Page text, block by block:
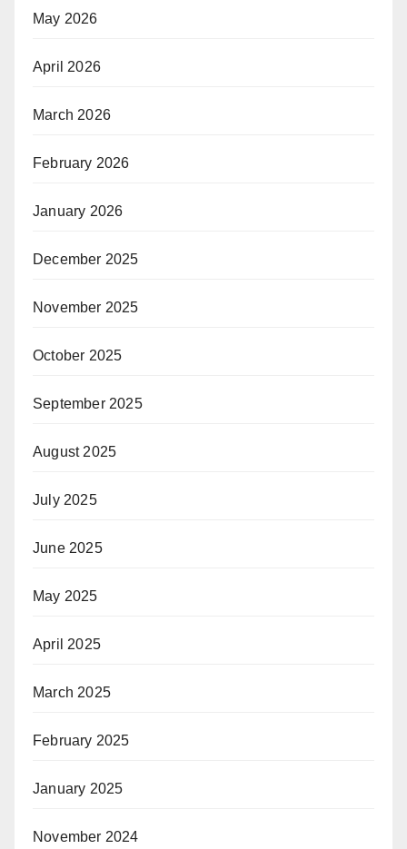
May 2026
April 2026
March 2026
February 2026
January 2026
December 2025
November 2025
October 2025
September 2025
August 2025
July 2025
June 2025
May 2025
April 2025
March 2025
February 2025
January 2025
November 2024